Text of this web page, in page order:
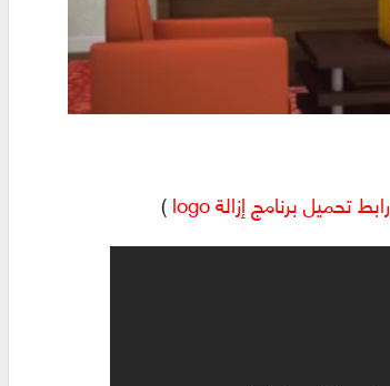
رابط تحميل برنامج إزالة logo )